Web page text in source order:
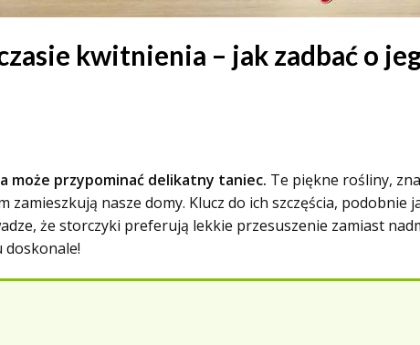
kwitnienia – jak zadbać o
może przypominać delikatny taniec. Te piękne rośliny,
zamieszkują nasze domy. Klucz do ich szczęścia, podobnie
że storczyki preferują lekkie przesuszenie zamiast
doskonale!